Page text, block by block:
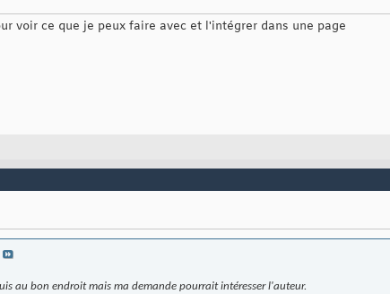
voir ce que je peux faire avec et l'intégrer dans une page
au bon endroit mais ma demande pourrait intéresser l'auteur.